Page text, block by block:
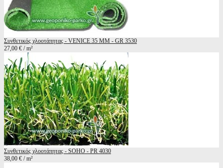
Συνθετικός χλοοτάπητας - VENICE 35 ΜΜ - GR 3530
27,00 € / m²
Συνθετικός χλοοτάπητας - SOHO - PR 4030
38,00 € / m²